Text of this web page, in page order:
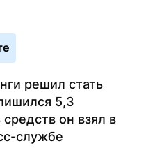
решил стать
5,3
он взял в
службе